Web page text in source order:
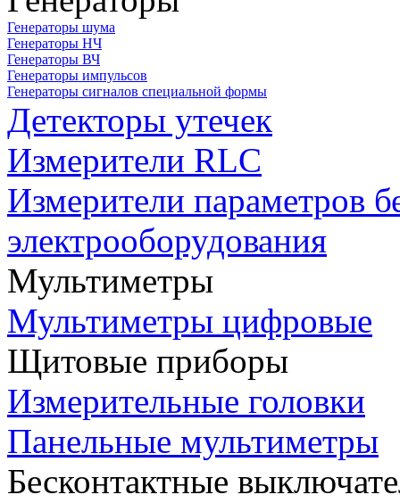
Генераторы шума
Генераторы НЧ
Генераторы ВЧ
Генераторы импульсов
Генераторы сигналов специальной формы
Детекторы утечек
Измерители RLC
Измерители параметров
электрооборудования
Мультиметры
Мультиметры цифровые
Щитовые приборы
Измерительные головки
Панельные мультиметры
Бесконтактные